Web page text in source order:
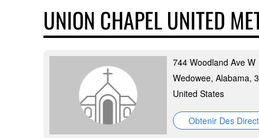
UNION CHAPEL UNITED
744 Woodland Ave W
Wedowee, Alabama,
United States
Obtenir Des